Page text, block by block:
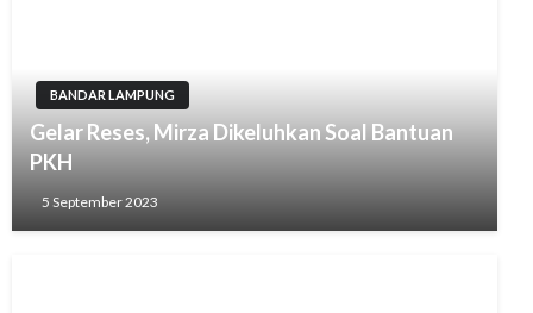
BANDAR LAMPUNG
Gelar Reses, Mirza Dikeluhkan Soal Bantuan
PKH
5 September 2023